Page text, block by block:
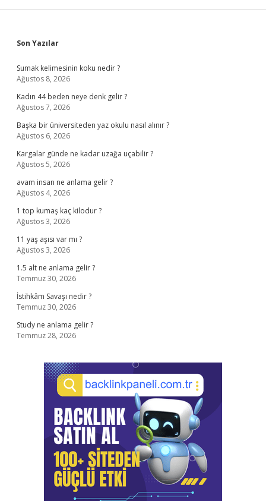
Sidebar
Son Yazılar
Sumak kelimesinin koku nedir ?
Ağustos 8, 2026
Kadın 44 beden neye denk gelir ?
Ağustos 7, 2026
Başka bir üniversiteden yaz okulu nasıl alınır ?
Ağustos 6, 2026
Kargalar günde ne kadar uzağa uçabilir ?
Ağustos 5, 2026
avam insan ne anlama gelir ?
Ağustos 4, 2026
1 top kumaş kaç kilodur ?
Ağustos 3, 2026
11 yaş aşısı var mı ?
Ağustos 3, 2026
1.5 alt ne anlama gelir ?
Temmuz 30, 2026
İstihkâm Savaşı nedir ?
Temmuz 30, 2026
Study ne anlama gelir ?
Temmuz 28, 2026